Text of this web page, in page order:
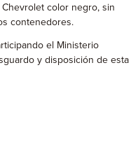
color negro, sin
contenedores.
el Ministerio
y disposición de esta